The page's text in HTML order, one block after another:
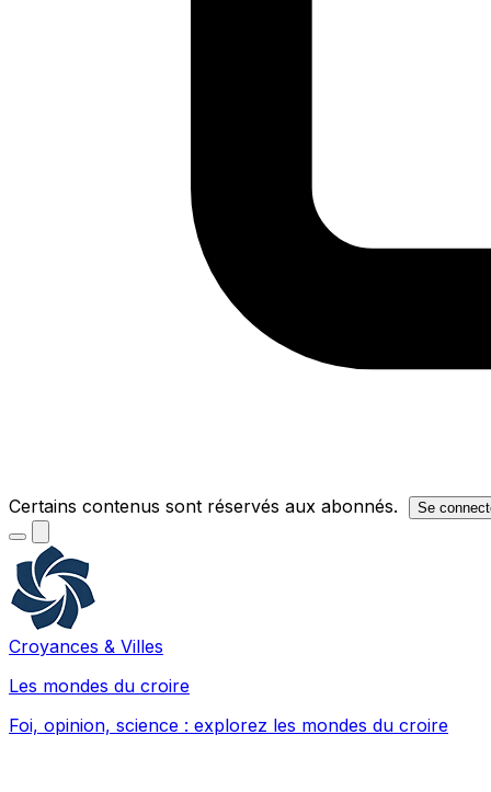
Certains contenus sont réservés aux abonnés. Se
Croyances & Villes
Les mondes du croire
Foi, opinion, science : explorez les mondes du croire